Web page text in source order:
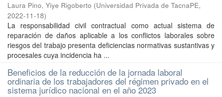
Laura Pino, Yiye Rigoberto (Universidad Privada de TacnaPE,
2022-11-18)
La responsabilidad civil contractual como actual sistema de
reparación de daños aplicable a los conflictos laborales sobre
riesgos del trabajo presenta deficiencias normativas sustantivas y
procesales cuya incidencia ha ...
Beneficios de la reducción de la jornada laboral
ordinaria de los trabajadores del régimen privado en el
sistema jurídico nacional en el año 2023